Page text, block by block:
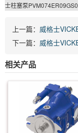
士柱塞泵
上一篇： 威格士
下一篇： 威格士
相关产品